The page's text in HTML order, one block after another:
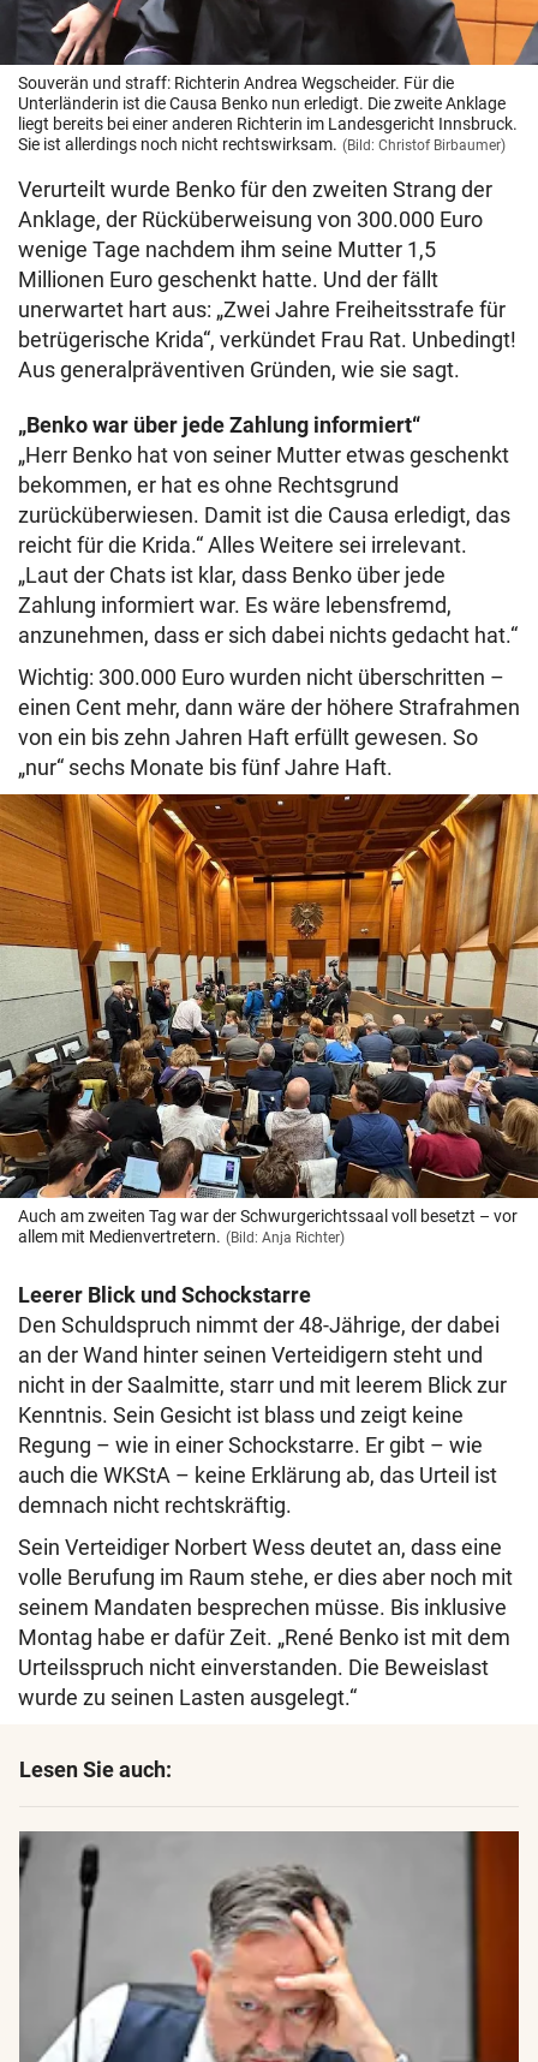
Souverän und straff: Richterin Andrea Wegscheider. Für die
Unterländerin ist die Causa Benko nun erledigt. Die zweite Anklage
liegt bereits bei einer anderen Richterin im Landesgericht Innsbruck.
Sie ist allerdings noch nicht rechtswirksam. (Bild: Christof Birbaumer)
Verurteilt wurde Benko für den zweiten Strang der
Anklage, der Rücküberweisung von 300.000 Euro
wenige Tage nachdem ihm seine Mutter 1,5
Millionen Euro geschenkt hatte. Und der fällt
unerwartet hart aus: „Zwei Jahre Freiheitsstrafe für
betrügerische Krida“, verkündet Frau Rat. Unbedingt!
Aus generalpräventiven Gründen, wie sie sagt.
„Benko war über jede Zahlung informiert“
„Herr Benko hat von seiner Mutter etwas geschenkt
bekommen, er hat es ohne Rechtsgrund
zurücküberwiesen. Damit ist die Causa erledigt, das
reicht für die Krida.“ Alles Weitere sei irrelevant.
„Laut der Chats ist klar, dass Benko über jede
Zahlung informiert war. Es wäre lebensfremd,
anzunehmen, dass er sich dabei nichts gedacht hat.“
Wichtig: 300.000 Euro wurden nicht überschritten –
einen Cent mehr, dann wäre der höhere Strafrahmen
von ein bis zehn Jahren Haft erfüllt gewesen. So
„nur“ sechs Monate bis fünf Jahre Haft.
Auch am zweiten Tag war der Schwurgerichtssaal voll besetzt – vor
allem mit Medienvertretern. (Bild: Anja Richter)
Leerer Blick und Schockstarre
Den Schuldspruch nimmt der 48-Jährige, der dabei
an der Wand hinter seinen Verteidigern steht und
nicht in der Saalmitte, starr und mit leerem Blick zur
Kenntnis. Sein Gesicht ist blass und zeigt keine
Regung – wie in einer Schockstarre. Er gibt – wie
auch die WKStA – keine Erklärung ab, das Urteil ist
demnach nicht rechtskräftig.
Sein Verteidiger Norbert Wess deutet an, dass eine
volle Berufung im Raum stehe, er dies aber noch mit
seinem Mandaten besprechen müsse. Bis inklusive
Montag habe er dafür Zeit. „René Benko ist mit dem
Urteilsspruch nicht einverstanden. Die Beweislast
wurde zu seinen Lasten ausgelegt.“
Lesen Sie auch: